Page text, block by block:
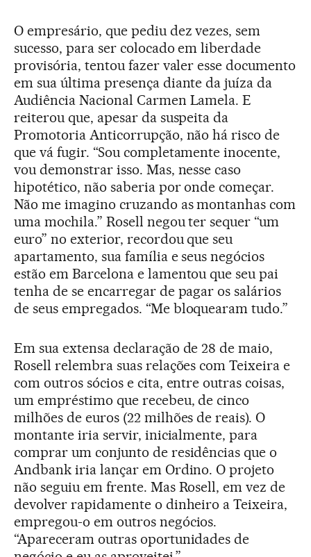
O empresário, que pediu dez vezes, sem
sucesso, para ser colocado em liberdade
provisória, tentou fazer valer esse documento
em sua última presença diante da juíza da
Audiência Nacional Carmen Lamela. E
reiterou que, apesar da suspeita da
Promotoria Anticorrupção, não há risco de
que vá fugir. “Sou completamente inocente,
vou demonstrar isso. Mas, nesse caso
hipotético, não saberia por onde começar.
Não me imagino cruzando as montanhas com
uma mochila.” Rosell negou ter sequer “um
euro” no exterior, recordou que seu
apartamento, sua família e seus negócios
estão em Barcelona e lamentou que seu pai
tenha de se encarregar de pagar os salários
de seus empregados. “Me bloquearam tudo.”
Em sua extensa declaração de 28 de maio,
Rosell relembra suas relações com Teixeira e
com outros sócios e cita, entre outras coisas,
um empréstimo que recebeu, de cinco
milhões de euros (22 milhões de reais). O
montante iria servir, inicialmente, para
comprar um conjunto de residências que o
Andbank iria lançar em Ordino. O projeto
não seguiu em frente. Mas Rosell, em vez de
devolver rapidamente o dinheiro a Teixeira,
empregou-o em outros negócios.
“Apareceram outras oportunidades de